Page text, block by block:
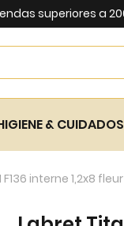
superiores a
Search
& CUIDADOS
F136 interne 1,2x8